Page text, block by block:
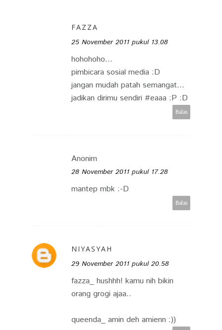
FAZZA
25 November 2011 pukul 13.08
hohohoho...
pimbicara sosial media :D
jangan mudah patah semangat...
jadikan dirimu sendiri #eaaa :P :D
Balas
Anonim
28 November 2011 pukul 17.28
mantep mbk :-D
Balas
NIYASYAH
29 November 2011 pukul 20.58
fazza_ hushhh! kamu nih bikin
orang grogi ajaa..
queenda_ amin deh amienn :))